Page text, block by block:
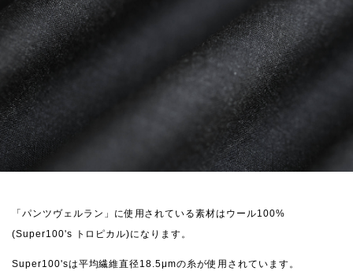
「パンツヴェルラン」に使用されている素材はウール100%
(Super100's トロピカル)になります。
Super100'sは平均繊維直径18.5μmの糸が使用されています。